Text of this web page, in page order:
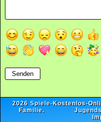
2026 Spiele-Kostenlos-
Familie.